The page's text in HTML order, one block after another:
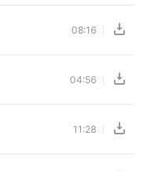
08:16
04:56
11:28